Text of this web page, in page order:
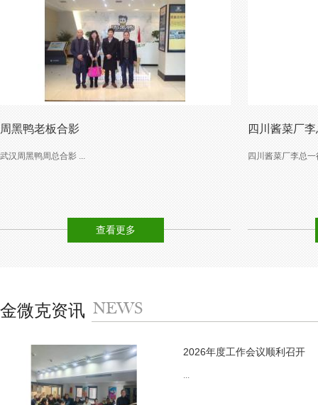
周黑鸭老板合影
武汉周黑鸭周总合影 ...
查看更多
四川酱菜厂
四川酱菜厂李总
金微克资讯
2026年度工作会议顺利召开
...